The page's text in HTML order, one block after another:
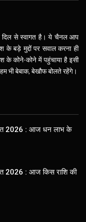
से स्वागत है। ये चैनल आप
के बड़े मुद्दों पर सवाल करना ही
के कोने-कोने में पहुंचाया है इसी
हम भी बेबाक, बेखौफ बोलते रहेंगे।
2026 : आज धन लाभ के
: आज किस राशि की